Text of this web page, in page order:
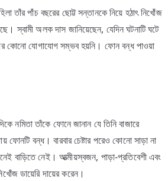
তাঁর পাঁচ বছরের ছোট্ট সন্তানকে নিয়ে হঠাৎ নিখোঁজ
স্বামী অলক দাস জানিয়েছেন, যেদিন ঘটনাটি ঘটে
আর কোনো যোগাযোগ সম্ভব হয়নি। ফোন বন্ধ পাওয়া
নমিতা তাঁকে ফোনে জানান যে তিনি বাজারে
বন্ধ। বারবার চেষ্টার পরেও কোনো সাড়া না
বাড়িতে নেই। আত্মীয়স্বজন, পাড়া-প্রতিবেশী এবং
ডায়েরি দায়ের করেন।